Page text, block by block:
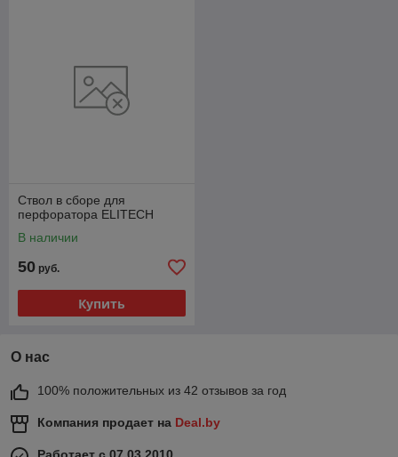
Ствол в сборе для
перфоратора ELITECH
В наличии
50 руб.
Купить
О нас
100% положительных из 42 отзывов за год
Компания продает на Deal.by